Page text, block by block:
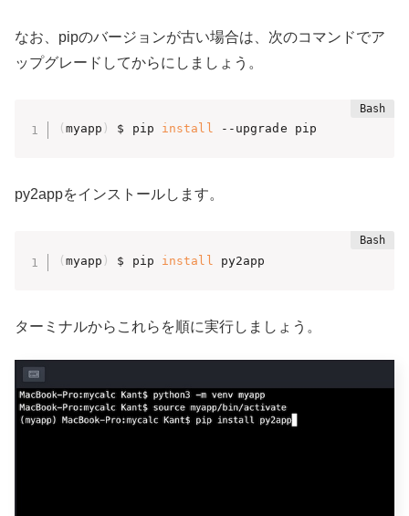
なお、pipのバージョンが古い場合は、次のコマンドでア
ップグレードしてからにしましょう。
( myapp ) $ pip install --upgrade pip
py2appをインストールします。
( myapp ) $ pip install py2app
ターミナルからこれらを順に実行しましょう。